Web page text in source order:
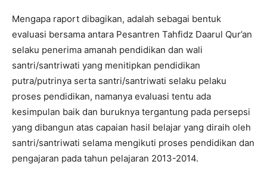
Mengapa raport dibagikan, adalah sebagai bentuk
evaluasi bersama antara Pesantren Tahfidz Daarul Qur’an
selaku penerima amanah pendidikan dan wali
santri/santriwati yang menitipkan pendidikan
putra/putrinya serta santri/santriwati selaku pelaku
proses pendidikan, namanya evaluasi tentu ada
kesimpulan baik dan buruknya tergantung pada persepsi
yang dibangun atas capaian hasil belajar yang diraih oleh
santri/santriwati selama mengikuti proses pendidikan dan
pengajaran pada tahun pelajaran 2013-2014.